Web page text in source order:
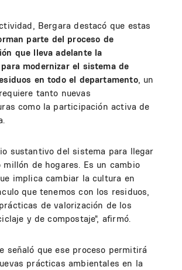
Bergara destacó que estas
parte del proceso de
que lleva adelante la
modernizar el sistema de
en todo el departamento, un
tanto nuevas
como la participación activa de
sustantivo del sistema para llegar
millón de hogares. Es un cambio
implica cambiar la cultura en
que tenemos con los residuos,
de valorización de los
y de compostaje", afirmó.
señaló que ese proceso permitirá
prácticas ambientales en la